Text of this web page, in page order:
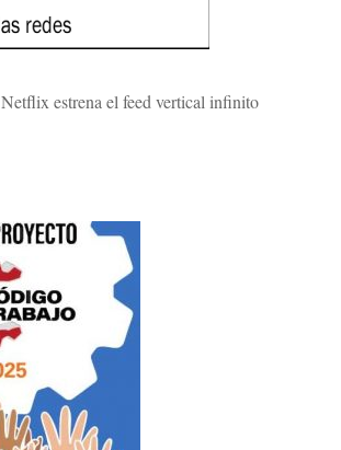
Netflix estrena el feed vertical infinito